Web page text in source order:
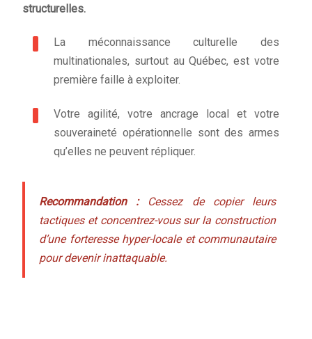
structurelles.
La méconnaissance culturelle des
multinationales, surtout au Québec, est votre
première faille à exploiter.
Votre agilité, votre ancrage local et votre
souveraineté opérationnelle sont des armes
qu’elles ne peuvent répliquer.
Recommandation :Cessez de copier leurs
tactiques et concentrez-vous sur la construction
d’une forteresse hyper-locale et communautaire
pour devenir inattaquable.